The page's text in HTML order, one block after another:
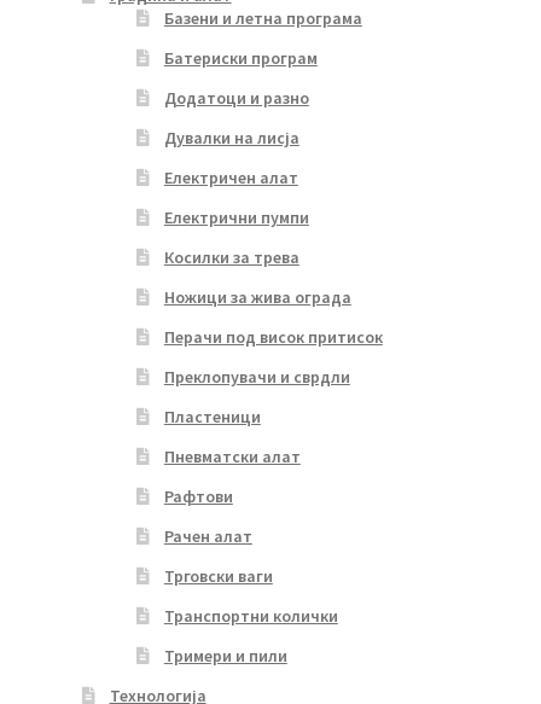
Базени и летна програма
Батериски програм
Додатоци и разно
Дувалки на лисја
Електричен алат
Електрични пумпи
Косилки за трева
Ножици за жива ограда
Перачи под висок притисок
Преклопувачи и сврдли
Пластеници
Пневматски алат
Рафтови
Рачен алат
Трговски ваги
Транспортни колички
Тримери и пили
Технологија